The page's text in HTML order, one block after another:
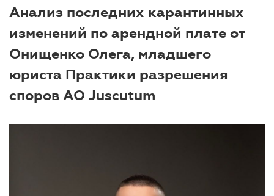
Анализ последних карантинных
изменений по арендной плате от
Онищенко Олега, младшего
юриста Практики разрешения
споров АО Juscutum